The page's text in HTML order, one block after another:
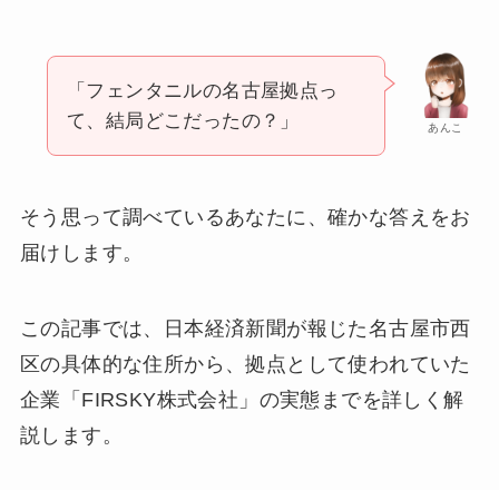
あんこ
「フェンタニルの名古屋拠点っ
て、結局どこだったの？」
そう思って調べているあなたに、確かな答えをお
届けします。
この記事では、日本経済新聞が報じた名古屋市西
区の具体的な住所から、拠点として使われていた
企業「FIRSKY株式会社」の実態までを詳しく解
説します。